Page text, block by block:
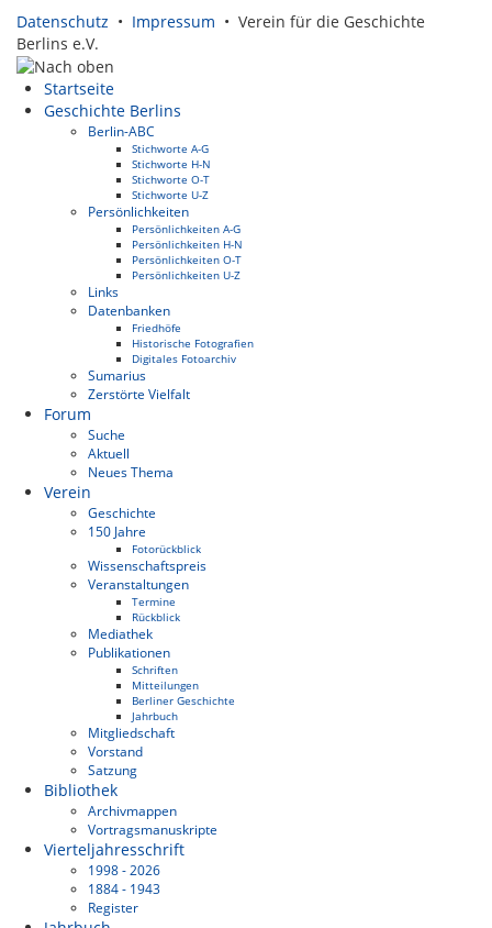
Datenschutz • Impressum • Verein für die Geschichte
Berlins e.V.
Startseite
Geschichte Berlins
Berlin-ABC
Stichworte A-G
Stichworte H-N
Stichworte O-T
Stichworte U-Z
Persönlichkeiten
Persönlichkeiten A-G
Persönlichkeiten H-N
Persönlichkeiten O-T
Persönlichkeiten U-Z
Links
Datenbanken
Friedhöfe
Historische Fotografien
Digitales Fotoarchiv
Sumarius
Zerstörte Vielfalt
Forum
Suche
Aktuell
Neues Thema
Verein
Geschichte
150 Jahre
Fotorückblick
Wissenschaftspreis
Veranstaltungen
Termine
Rückblick
Mediathek
Publikationen
Schriften
Mitteilungen
Berliner Geschichte
Jahrbuch
Mitgliedschaft
Vorstand
Satzung
Bibliothek
Archivmappen
Vortragsmanuskripte
Vierteljahresschrift
1998 - 2026
1884 - 1943
Register